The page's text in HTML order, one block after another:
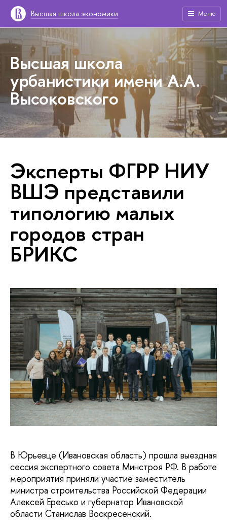
Высшая школа экономики Меню
Высшая школа
урбанистики имени А.А.
Высоковского
Эксперты ФГРР НИУ
ВШЭ представили
типологию малых
городов стран
БРИКС
В Юрьевце (Ивановская область) прошла выездная
сессия экспертного совета Минстроя РФ. В работе
мероприятия приняли участие заместитель
министра строительства Российской Федерации
Алексей Ересько и губернатор Ивановской
области Станислав Воскресенский.